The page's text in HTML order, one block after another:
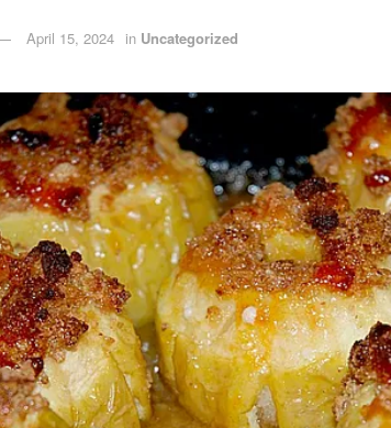
April 15, 2024 in Uncategorized